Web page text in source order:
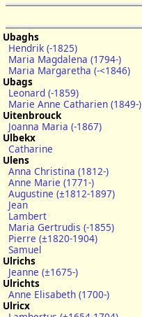
Ubaghs
Hendrik (-1825)
Maria Magdalena (1794-)
Maria Margaretha (-<1846)
Ubags
Leonard (-1859)
Marie Anne Catharien (1849-)
Uitenbrouck
Joanna Maria (-1867)
Ulbekx
Catharine
Ulens
Anna Christina (1812-)
Anne Marie (1771-)
Augustine (±1812-1897)
Jean
Lambert
Maria Gertrudis (-1855)
Pierre (±1820-1904)
Samuel
Ulrichs
Jeanne (±1675-)
Ulrichts
Anne Elisabeth (1700-)
Ulricx